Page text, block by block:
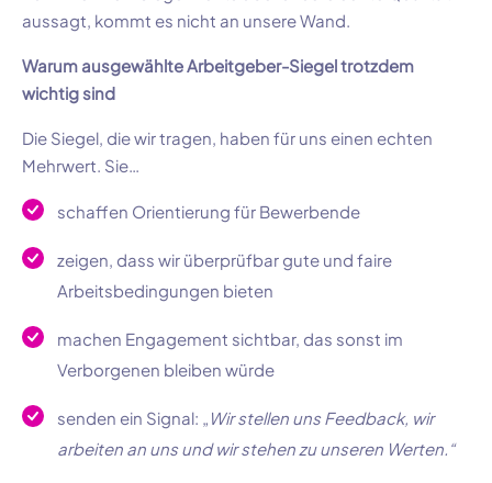
aussagt, kommt es nicht an unsere Wand.
Warum ausgewählte Arbeitgeber-Siegel trotzdem
wichtig sind
Die Siegel, die wir tragen, haben für uns einen echten
Mehrwert. Sie…
schaffen Orientierung für Bewerbende
zeigen, dass wir überprüfbar gute und faire
Arbeitsbedingungen bieten
machen Engagement sichtbar, das sonst im
Verborgenen bleiben würde
senden ein Signal: „
Wir stellen uns Feedback, wir
arbeiten an uns und wir stehen zu unseren Werten.“